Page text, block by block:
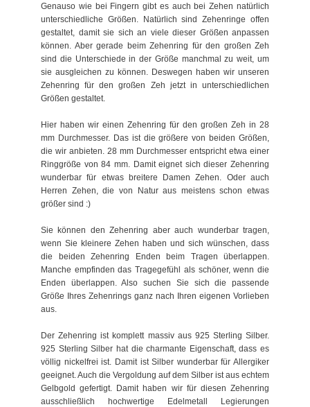
Genauso wie bei Fingern gibt es auch bei Zehen natürlich
unterschiedliche Größen. Natürlich sind Zehenringe offen
gestaltet, damit sie sich an viele dieser Größen anpassen
können. Aber gerade beim Zehenring für den großen Zeh
sind die Unterschiede in der Größe manchmal zu weit, um
sie ausgleichen zu können. Deswegen haben wir unseren
Zehenring für den großen Zeh jetzt in unterschiedlichen
Größen gestaltet.
Hier haben wir einen Zehenring für den großen Zeh in 28
mm Durchmesser. Das ist die größere von beiden Größen,
die wir anbieten. 28 mm Durchmesser entspricht etwa einer
Ringgröße von 84 mm. Damit eignet sich dieser Zehenring
wunderbar für etwas breitere Damen Zehen. Oder auch
Herren Zehen, die von Natur aus meistens schon etwas
größer sind :)
Sie können den Zehenring aber auch wunderbar tragen,
wenn Sie kleinere Zehen haben und sich wünschen, dass
die beiden Zehenring Enden beim Tragen überlappen.
Manche empfinden das Tragegefühl als schöner, wenn die
Enden überlappen. Also suchen Sie sich die passende
Größe Ihres Zehenrings ganz nach Ihren eigenen Vorlieben
aus.
Der Zehenring ist komplett massiv aus 925 Sterling Silber.
925 Sterling Silber hat die charmante Eigenschaft, dass es
völlig nickelfrei ist. Damit ist Silber wunderbar für Allergiker
geeignet. Auch die Vergoldung auf dem Silber ist aus echtem
Gelbgold gefertigt. Damit haben wir für diesen Zehenring
ausschließlich hochwertige Edelmetall Legierungen